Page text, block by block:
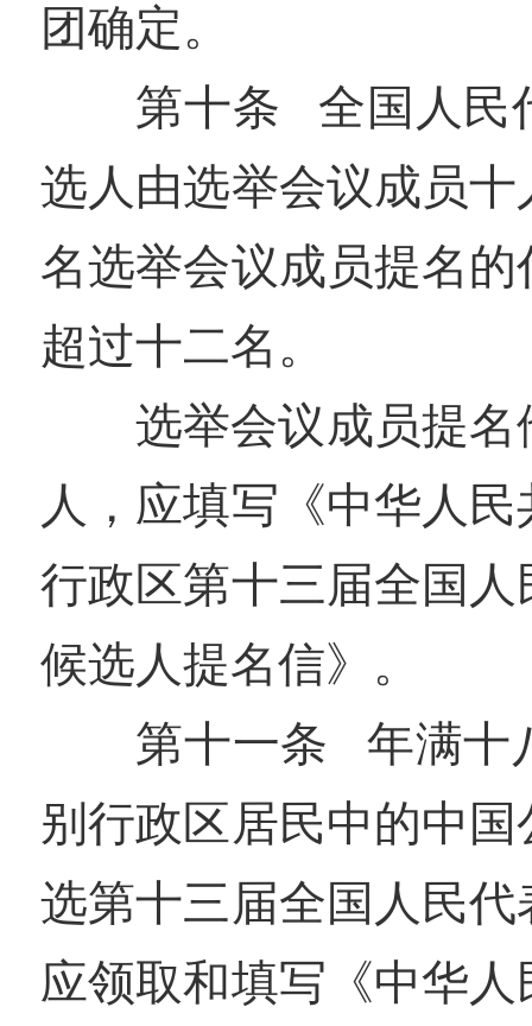
团确定。
第十条 全国人民
选人由选举会议成员
名选举会议成员提名
超过十二名。
选举会议成员提
人，应填写《中华人
行政区第十三届全国
候选人提名信》。
第十一条 年满十
别行政区居民中的中
选第十三届全国人民
应领取和填写《中华